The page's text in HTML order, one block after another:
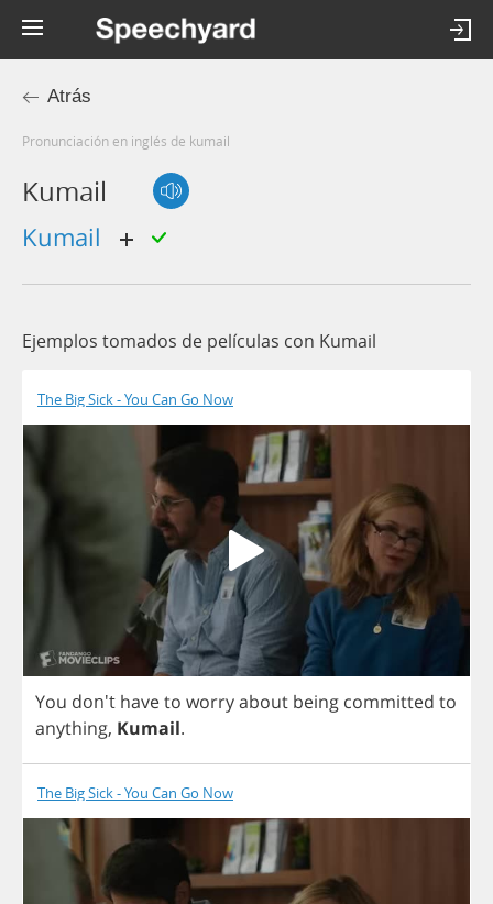
Atrás
Pronunciación en inglés de kumail
Kumail
kumail
Ejemplos tomados de películas con Kumail
The Big Sick - You Can Go Now
You don't haveto worryabout being committed to
anything, Kumail.
The Big Sick - You Can Go Now